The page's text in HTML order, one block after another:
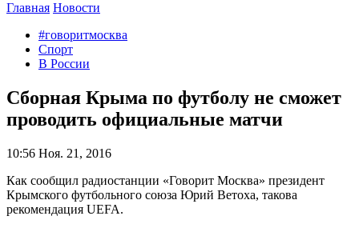
Главная Новости
#говоритмосква
Спорт
В России
Сборная Крыма по футболу не сможет
проводить официальные матчи
10:56 Ноя. 21, 2016
Как сообщил радиостанции «Говорит Москва» президент
Крымского футбольного союза Юрий Ветоха, такова
рекомендация UEFA.